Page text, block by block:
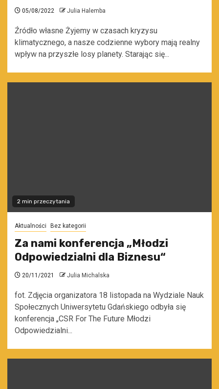
05/08/2022 Julia Halemba
Źródło własne Żyjemy w czasach kryzysu
klimatycznego, a nasze codzienne wybory mają realny
wpływ na przyszłe losy planety. Starając się...
2 min przeczytania
Aktualności Bez kategorii
Za nami konferencja „Młodzi
Odpowiedzialni dla Biznesu“
20/11/2021 Julia Michalska
fot. Zdjęcia organizatora 18 listopada na Wydziale Nauk
Społecznych Uniwersytetu Gdańskiego odbyła się
konferencja „CSR For The Future Młodzi
Odpowiedzialni...